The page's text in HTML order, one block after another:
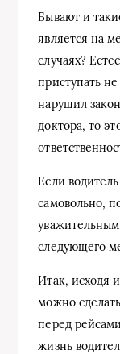
Бывают и
является на
случаях?
приступать
нарушил
доктора, то
Если
самовольно,
следующего
Итак, исходя
можно
перед
жизнь